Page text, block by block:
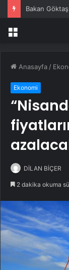
Bakan
Menü
Anasayfa /
Ekonomi
DİLAN BİÇER
2 dakika okuma